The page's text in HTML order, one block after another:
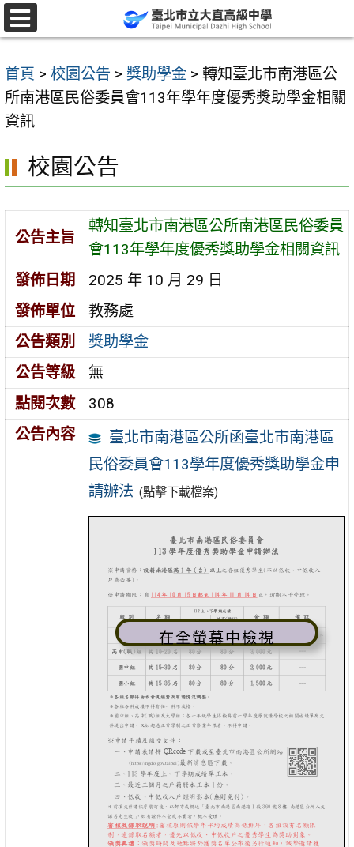
跳
至
要
內
容
首頁 > 校園公告 > 獎助學金 > 轉知臺北市南港區公
所南港區民俗委員會113年學年度優秀獎助學金相關
資訊
校園公告
公告主旨
轉知臺北市南港區公所南港區民俗委員
會113年學年度優秀獎助學金相關資訊
發佈日期
2025 年 10 月 29 日
發佈單位
教務處
公告類別
獎助學金
公告等級
無
點閱次數
308
公告內容
臺北市南港區公所函臺北市南港區
民俗委員會113學年度優秀獎助學金申
請辦法 (點擊下載檔案)
在全螢幕中檢視
選
單